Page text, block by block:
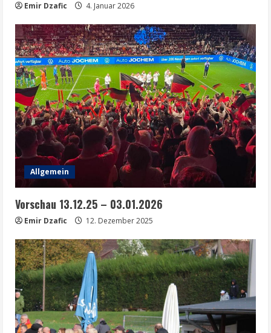
Emir Dzafic 4. Januar 2026
Allgemein
Vorschau 13.12.25 – 03.01.2026
Emir Dzafic 12. Dezember 2025